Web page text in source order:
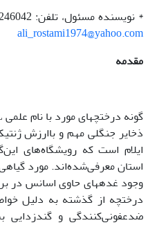
* نویسنده مسئول، تلفن: 32246042-084، پست الکترونیکی:
ali_rostami1974@yahoo.com
مقدمه
گونه درختچه­ای مورد با نام علمی
ذخایر جنگلی مهم و باارزش
ایلام است که رویشگاه‌های
استان معرفی‌شده‌اند. مورد
وجود غده­های حاوی اسانس در
درختچه از گذشته به دلیل
ضدعفونی‌کنندگی و گندزدایی